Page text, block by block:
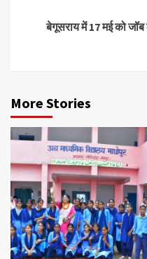
बेगूसराय में 17 मई को
More Stories